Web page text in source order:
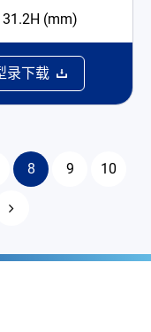
(mm)
录下载
8 9 10